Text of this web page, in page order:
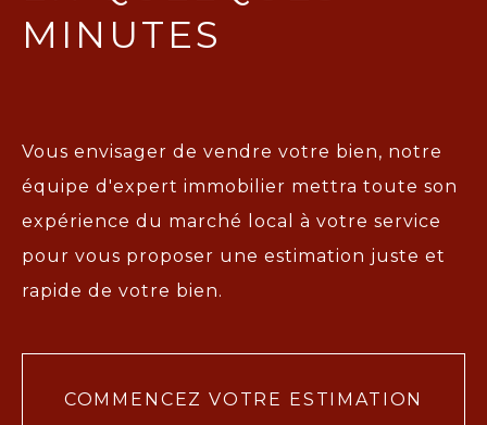
MINUTES
Vous envisager de vendre votre bien, notre
équipe d'expert immobilier mettra toute son
expérience du marché local à votre service
pour vous proposer une estimation juste et
rapide de votre bien.
COMMENCEZ VOTRE ESTIMATION